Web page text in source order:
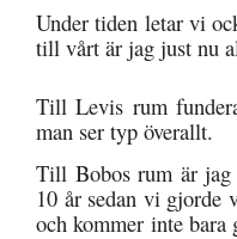
Under tiden letar vi
till vårt är jag just nu
Till Levis rum
man ser typ överallt.
Till Bobos rum är
10 år sedan vi
och kommer inte bara